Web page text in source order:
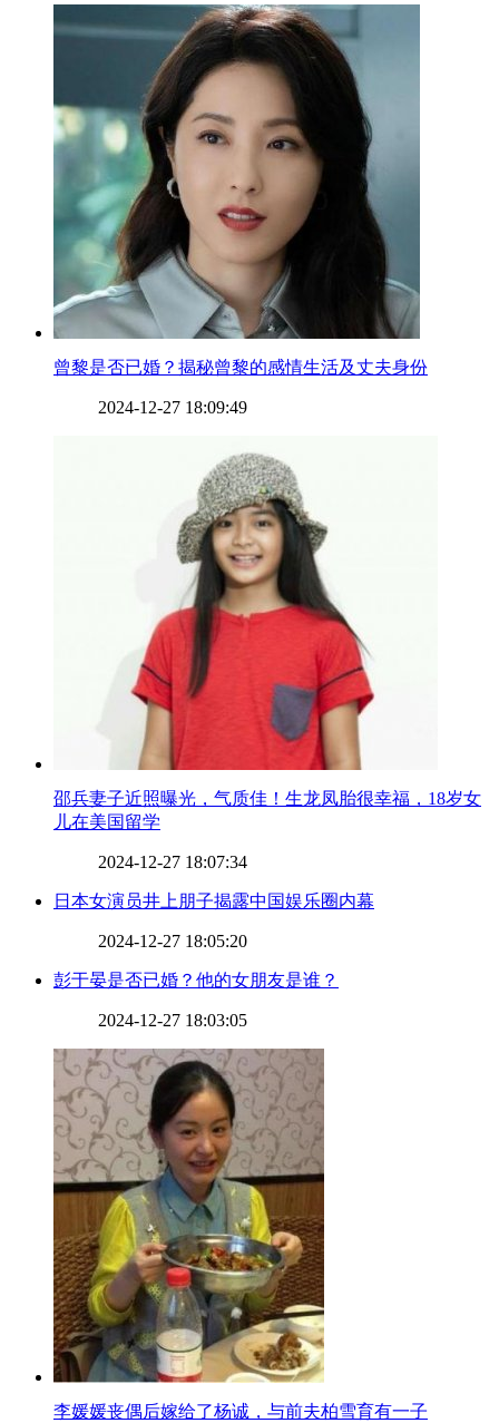
​曾黎是否已婚？揭秘曾黎的感情生活及丈夫身份
2024-12-27 18:09:49
​邵兵妻子近照曝光，气质佳！生龙凤胎很幸福，18岁女
儿在美国留学
2024-12-27 18:07:34
​日本女演员井上朋子揭露中国娱乐圈内幕
2024-12-27 18:05:20
​彭于晏是否已婚？他的女朋友是谁？
2024-12-27 18:03:05
​李媛媛丧偶后嫁给了杨诚，与前夫柏雪育有一子